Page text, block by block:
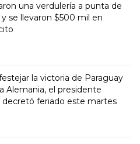
una verdulería a punta de
y se llevaron $500 mil en
la victoria de Paraguay
Alemania, el presidente
decretó feriado este martes